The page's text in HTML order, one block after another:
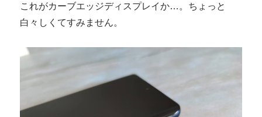
これがカーブエッジディスプレイか…。ちょっと
白々しくてすみません。